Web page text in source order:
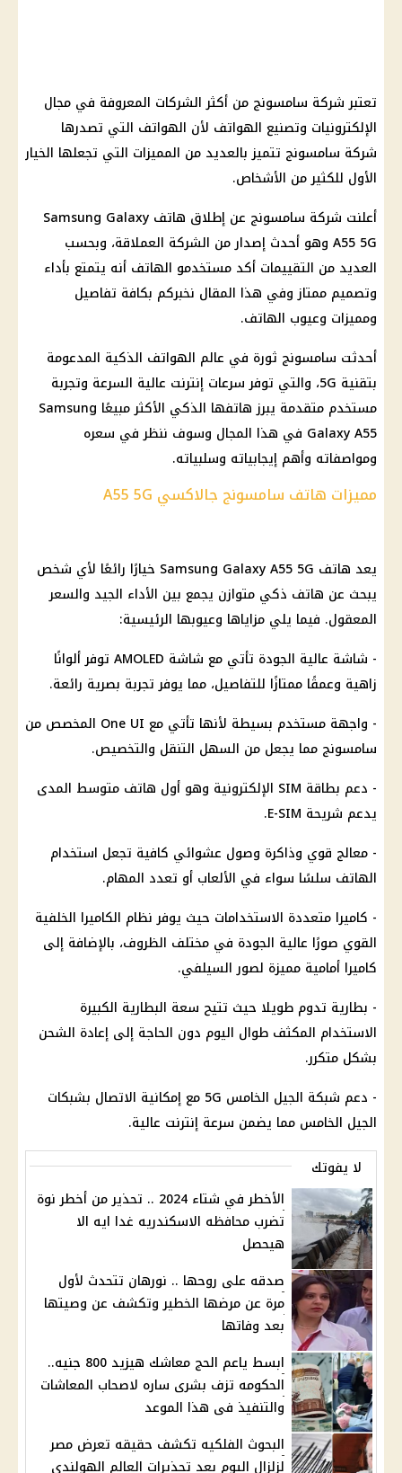
تعتبر شركة سامسونج من أكثر الشركات المعروفة في مجال
الإلكترونيات وتصنيع الهواتف لأن الهواتف التي تصدرها
شركة سامسونج تتميز بالعديد من المميزات التي تجعلها الخيار
الأول للكثير من الأشخاص.
أعلنت شركة سامسونج عن إطلاق هاتف Samsung Galaxy
A55 5G وهو أحدث إصدار من الشركة العملاقة، وبحسب
العديد من التقييمات أكد مستخدمو الهاتف أنه يتمتع بأداء
وتصميم ممتاز وفي هذا المقال نخبركم بكافة تفاصيل
ومميزات وعيوب الهاتف.
أحدثت سامسونج ثورة في عالم الهواتف الذكية المدعومة
بتقنية 5G، والتي توفر سرعات إنترنت عالية السرعة وتجربة
مستخدم متقدمة يبرز هاتفها الذكي الأكثر مبيعًا Samsung
Galaxy A55 في هذا المجال وسوف ننظر في سعره
ومواصفاته وأهم إيجابياته وسلبياته.
مميزات هاتف سامسونج جالاكسي A55 5G
يعد هاتف Samsung Galaxy A55 5G خيارًا رائعًا لأي شخص
يبحث عن هاتف ذكي متوازن يجمع بين الأداء الجيد والسعر
المعقول. فيما يلي مزاياها وعيوبها الرئيسية:
- شاشة عالية الجودة تأتي مع شاشة AMOLED توفر ألوانًا
زاهية وعمقًا ممتازًا للتفاصيل، مما يوفر تجربة بصرية رائعة.
- واجهة مستخدم بسيطة لأنها تأتي مع One UI المخصص من
سامسونج مما يجعل من السهل التنقل والتخصيص.
- دعم بطاقة SIM الإلكترونية وهو أول هاتف متوسط ​​المدى
يدعم شريحة E-SIM.
- معالج قوي وذاكرة وصول عشوائي كافية تجعل استخدام
الهاتف سلسًا سواء في الألعاب أو تعدد المهام.
- كاميرا متعددة الاستخدامات حيث يوفر نظام الكاميرا الخلفية
القوي صورًا عالية الجودة في مختلف الظروف، بالإضافة إلى
كاميرا أمامية مميزة لصور السيلفي.
- بطارية تدوم طويلا حيث تتيح سعة البطارية الكبيرة
الاستخدام المكثف طوال اليوم دون الحاجة إلى إعادة الشحن
بشكل متكرر.
- دعم شبكة الجيل الخامس 5G مع إمكانية الاتصال بشبكات
الجيل الخامس مما يضمن سرعة إنترنت عالية.
لا يفوتك
الأخطر في شتاء 2024 .. تحذير من أخطر نوة
تضرب محافظه الاسكندريه غدا ايه الا
هيحصل
صدقه على روحها .. نورهان تتحدث لأول
مرة عن مرضها الخطير وتكشف عن وصيتها
بعد وفاتها
ابسط ياعم الحج معاشك هيزيد 800 جنيه..
الحكومه تزف بشرى ساره لاصحاب المعاشات
والتنفيذ فى هذا الموعد
البحوث الفلكيه تكشف حقيقه تعرض مصر
لزلزال اليوم بعد تحذيرات العالم الهولندى